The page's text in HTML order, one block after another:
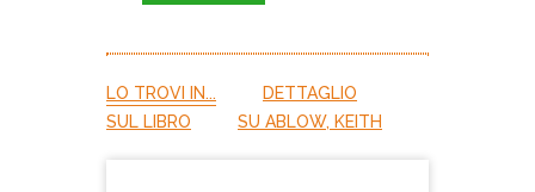
LO TROVI IN...
DETTAGLIO
SUL LIBRO
SU ABLOW, KEITH